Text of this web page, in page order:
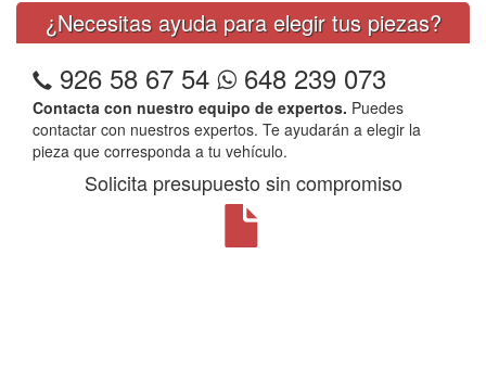
¿Necesitas ayuda para elegir tus piezas?
926 58 67 54 648 239 073
Contacta con nuestro equipo de expertos. Puedes
contactar con nuestros expertos. Te ayudarán a elegir la
pieza que corresponda a tu vehículo.
Solicita presupuesto sin compromiso